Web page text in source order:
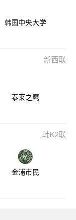
韩国中央大学
新西联
泰莱之鹰
韩K2联
金浦市民